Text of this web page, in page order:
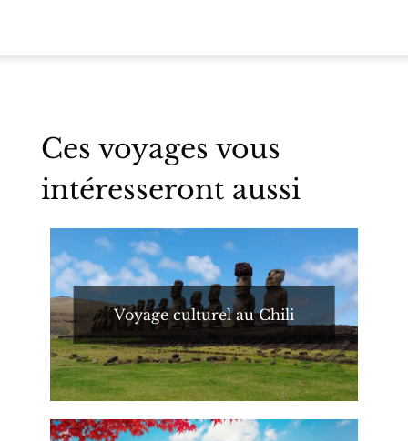
Ces voyages vous
intéresseront aussi
Voyage culturel au Chili